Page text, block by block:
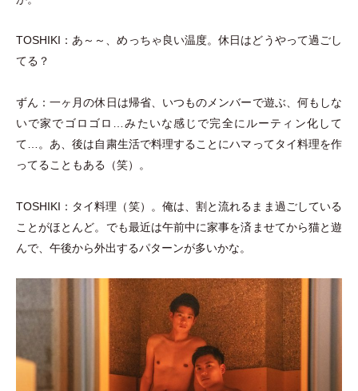
TOSHIKI：あ～～、めっちゃ良い温度。休日はどうやって過ごし
てる？
ずん：一ヶ月の休日は帰省、いつものメンバーで遊ぶ、何もしな
いで家でゴロゴロ…みたいな感じで完全にルーティン化して
て…。あ、後は自粛生活で料理することにハマってタイ料理を作
ってることもある （笑） 。
TOSHIKI：タイ料理 （笑）
。俺は、割と流れるまま過ごしている
ことがほとんど。でも最近は午前中に家事を済ませてから猫と遊
んで、午後から外出するパターンが多いかな。